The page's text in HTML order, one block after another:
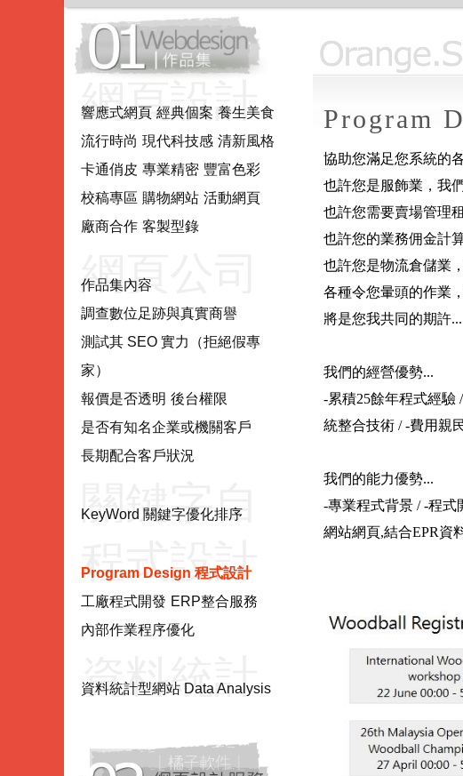
網頁設計.
網站製作.
網站系統
響應式網頁 經典個案 養生美食
流行時尚 現代科技感 清新風格
卡通俏皮 專業精密 豐富色彩
校稿專區 購物網站 活動網頁
廠商合作 客製型錄
網頁公司
推薦評估
項目
作品集內容
調查數位足跡與真實商譽
測試其 SEO 實力（拒絕假專
家）
報價是否透明 後台權限
是否有知名企業或機關客戶
長期配合客戶狀況
關鍵字自
然優化
KeyWord
KeyWord 關鍵字優化排序
程式設計
Program
Design
Program Design 程式設計
工廠程式開發 ERP整合服務
內部作業程序優化
資料統計
型網站
資料統計型網站 Data Analysis
Program
協助您滿足您系統的
也許您是服飾業，我
也許您需要賣場管理
也許您的業務佣金計
也許您是物流倉儲業
各種令您暈頭的作業
將是您我共同的期許
我們的經營優勢...
-累積25餘年程式經驗
統整合技術 / -費用親
我們的能力優勢...
-專業程式背景 / -程式
網站網頁,結合EPR資